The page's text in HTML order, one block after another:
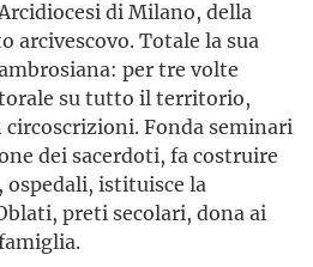
di Milano, della
arcivescovo. Totale la sua
per tre volte
su tutto il territorio,
Fonda seminari
dei sacerdoti, fa costruire
ospedali, istituisce la
preti secolari, dona ai